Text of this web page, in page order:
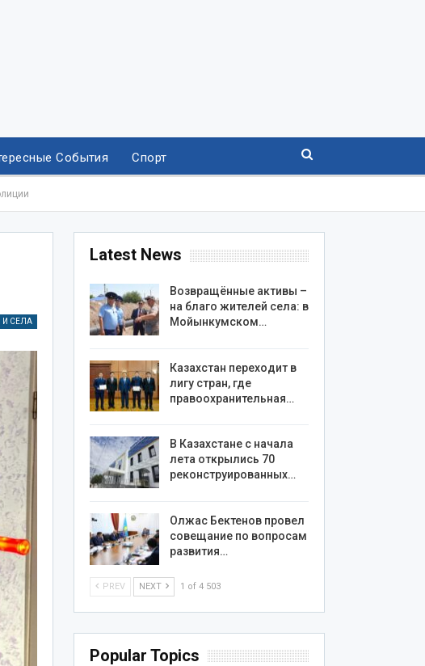
События Спорт
И СЕЛА
Latest News
Возвращённые активы –
на благо жителей села: в
Мойынкумском…
Казахстан переходит в
лигу стран, где
правоохранительная…
В Казахстане с начала
лета открылись 70
реконструированных…
Олжас Бектенов провел
совещание по вопросам
развития…
PREV NEXT 1 of 4 503
Popular Topics